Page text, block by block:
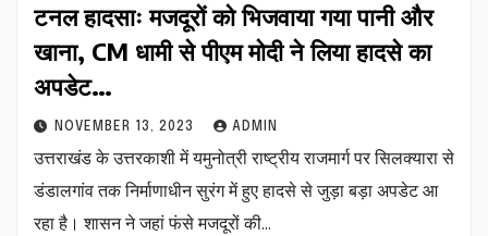
टनल हादसाः मजदूरों को भिजवाया गया पानी और
खाना, CM धामी से पीएम मोदी ने लिया हादसे का
अपडेट…
NOVEMBER 13, 2023 ADMIN
उत्तराखंड के उत्तरकाशी में यमुनोत्री राष्ट्रीय राजमार्ग पर सिलक्यारा से
डंडालगांव तक निर्माणाधीन सुरंग में हुए हादसे से जुड़ा बड़ा अपडेट आ
रहा है। शासन ने जहां फंसे मजदूरों की…